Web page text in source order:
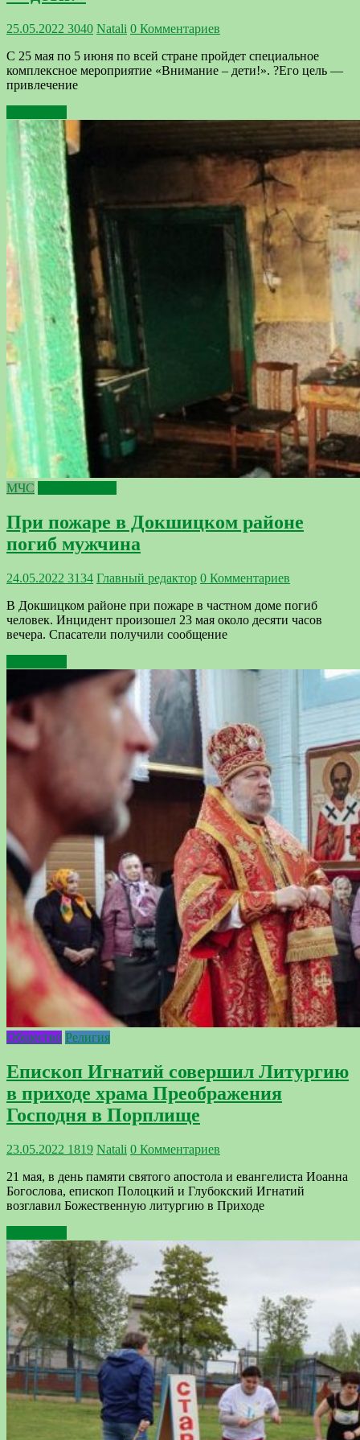
25.05.2022 3040 Natali 0 Комментариев
С 25 мая по 5 июня по всей стране пройдет специальное
комплексное мероприятие «Внимание – дети!». ?Его цель —
привлечение
МЧС
При пожаре в Докшицком районе
погиб мужчина
24.05.2022 3134 Главный редактор 0 Комментариев
В Докшицком районе при пожаре в частном доме погиб
человек. Инцидент произошел 23 мая около десяти часов
вечера. Спасатели получили сообщение
Общество Религия
Епископ Игнатий совершил Литургию
в приходе храма Преображения
Господня в Порплище
23.05.2022 1819 Natali 0 Комментариев
21 мая, в день памяти святого апостола и евангелиста Иоанна
Богослова, епископ Полоцкий и Глубокский Игнатий
возглавил Божественную литургию в Приходе